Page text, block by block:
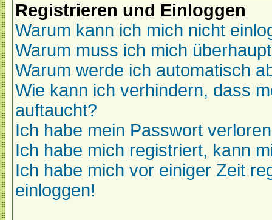
Registrieren und Einloggen
Warum kann ich mich nicht
Warum muss ich mich
Warum werde ich automatisch
Wie kann ich verhindern, dass
auftaucht?
Ich habe mein Passwort
Ich habe mich registriert, kann
Ich habe mich vor einiger Zeit
einloggen!